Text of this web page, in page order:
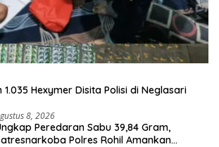
Hexymer Disita Polisi di Neglasari
8, 2026
Peredaran Sabu 39,84 Gram,
Polres Rohil Amankan